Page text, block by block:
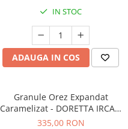
IN STOC
ADAUGA IN COS
Granule Orez Expandat
Caramelizat - DORETTA IRCA 4
KG
335,00 RON